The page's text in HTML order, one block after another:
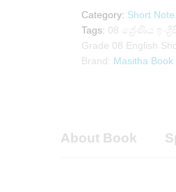
Publishers
quantity
Category: Short
Tags: 08 ශ්‍රේණිය
Grade 08 English
Brand: Masitha
About Book